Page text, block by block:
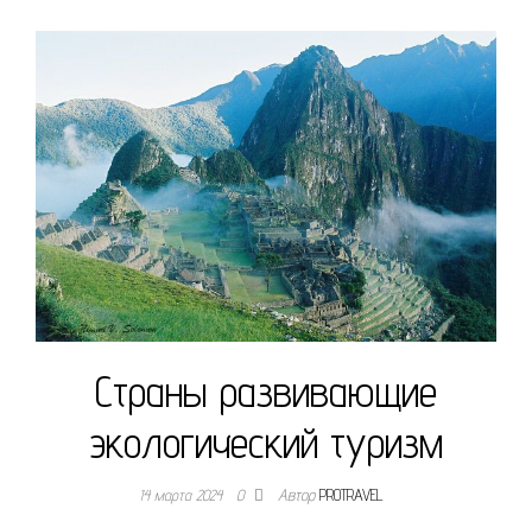
Страны развивающие
экологический туризм
14 марта 2024 0 АвторPROTRAVEL